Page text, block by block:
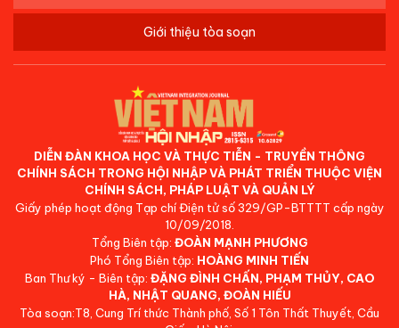
Giới thiệu tòa soạn
DIỄN ĐÀN KHOA HỌC VÀ THỰC TIỄN - TRUYỀN THÔNG
CHÍNH SÁCH TRONG HỘI NHẬP VÀ PHÁT TRIỂN THUỘC VIỆN
CHÍNH SÁCH, PHÁP LUẬT VÀ QUẢN LÝ
Giấy phép hoạt động Tạp chí Điện tử số 329/GP-BTTTT cấp ngày
10/09/2018.
Tổng Biên tập: ĐOÀN MẠNH PHƯƠNG
Phó Tổng Biên tập: HOÀNG MINH TIẾN
Ban Thư ký - Biên tập: ĐẶNG ĐÌNH CHẤN, PHẠM THỦY, CAO
HÀ, NHẬT QUANG, ĐOÀN HIẾU
Tòa soạn:T8, Cung Trí thức Thành phố, Số 1 Tôn Thất Thuyết, Cầu